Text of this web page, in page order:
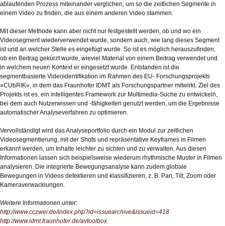
ablaufenden Prozess miteinander verglichen, um so die zeitlichen Segmente in
einem Video zu finden, die aus einem anderen Video stammen.
Mit dieser Methode kann aber nicht nur festgestellt werden, ob und wo ein
Videosegment wiederverwendet wurde, sondern auch, wie lang dieses Segment
ist und an welcher Stelle es eingefügt wurde. So ist es möglich herauszufinden,
ob ein Beitrag gekürzt wurde, wieviel Material von einem Beitrag verwendet und
in welchem neuen Kontext er eingesetzt wurde. Entstanden ist die
segmentbasierte Videoidentifikation im Rahmen des EU- Forschungsprojekts
»CUbRIK«, in dem das Fraunhofer IDMT als Forschungspartner mitwirkt. Ziel des
Projekts ist es, ein intelligentes Framework zur Multimedia-Suche zu entwickeln,
bei dem auch Nutzerwissen und -fähigkeiten genutzt werden, um die Ergebnisse
automatischer Analyseverfahren zu optimieren.
Vervollständigt wird das Analyseportfolio durch ein Modul zur zeitlichen
Videosegmentierung, mit der Shots und repräsentative Keyframes in Filmen
erkannt werden, um Inhalte leichter zu sichten und zu verwalten. Aus diesen
Informationen lassen sich beispielsweise wiederum rhythmische Muster in Filmen
analysieren. Die integrierte Bewegungsanalyse kann zudem globale
Bewegungen in Videos detektieren und klassifizieren, z. B. Pan, Tilt, Zoom oder
Kameraverwacklungen.
Weitere Informationen unter:
http://www.cczwei.de/index.php?id=issuearchive&issueid=418
http://www.idmt.fraunhofer.de/avtoolbox